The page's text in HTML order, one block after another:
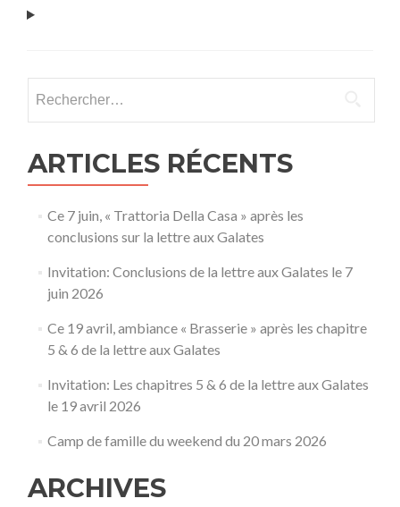
ARTICLES RÉCENTS
Ce 7 juin, « Trattoria Della Casa » après les
conclusions sur la lettre aux Galates
Invitation: Conclusions de la lettre aux Galates le 7
juin 2026
Ce 19 avril, ambiance « Brasserie » après les chapitre
5 & 6 de la lettre aux Galates
Invitation: Les chapitres 5 & 6 de la lettre aux Galates
le 19 avril 2026
Camp de famille du weekend du 20 mars 2026
ARCHIVES